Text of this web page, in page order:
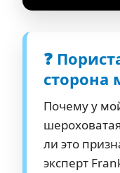
❓
сторона
Почему у
ли это
эксперт